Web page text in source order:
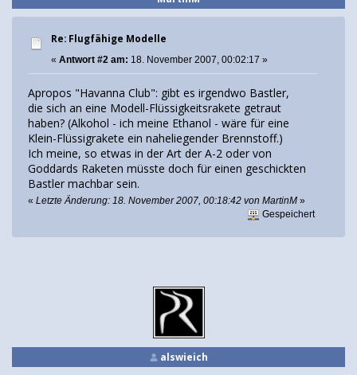
Re: Flugfähige Modelle
« Antwort #2 am: 18. November 2007, 00:02:17 »
Apropos "Havanna Club": gibt es irgendwo Bastler,
die sich an eine Modell-Flüssigkeitsrakete getraut
haben? (Alkohol - ich meine Ethanol - wäre für eine
Klein-Flüssigrakete ein naheliegender Brennstoff.)
Ich meine, so etwas in der Art der A-2 oder von
Goddards Raketen müsste doch für einen geschickten
Bastler machbar sein.
« Letzte Änderung: 18. November 2007, 00:18:42 von MartinM »
Gespeichert
alswieich